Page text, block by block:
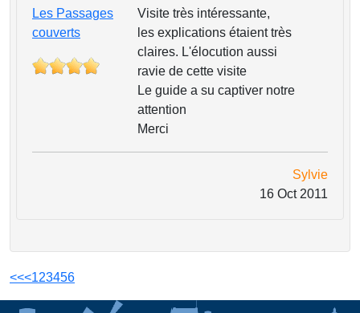
Les Passages
couverts
Visite très intéressante,
les explications étaient très
claires. L'élocution aussi
ravie de cette visite
Le guide a su captiver notre
attention
Merci
Sylvie
16 Oct 2011
<<<123456